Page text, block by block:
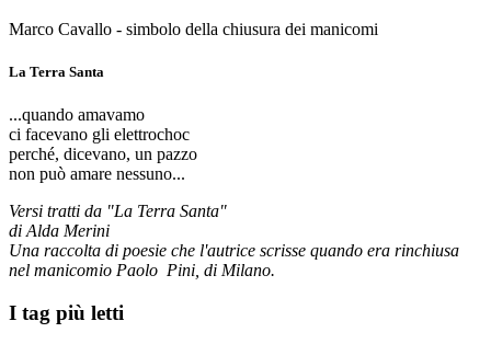
Marco Cavallo - simbolo della chiusura dei manicomi
La Terra Santa
...quando amavamo
ci facevano gli elettrochoc
perché, dicevano, un pazzo
non può amare nessuno...
Versi tratti da "La Terra Santa"
di Alda Merini
Una raccolta di poesie che l'autrice scrisse quando era rinchiusa
nel manicomio Paolo Pini, di Milano.
I tag più letti